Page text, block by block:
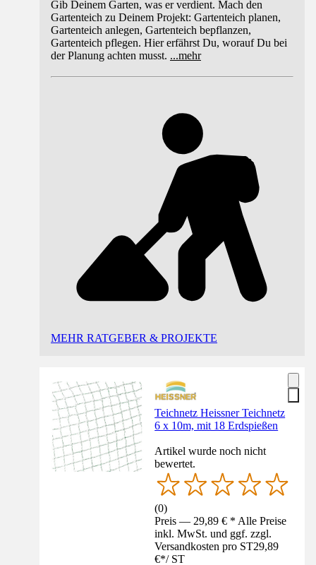
Gib Deinem Garten, was er verdient. Mach den
Gartenteich zu Deinem Projekt: Gartenteich planen,
Gartenteich anlegen, Gartenteich bepflanzen,
Gartenteich pflegen. Hier erfährst Du, worauf Du bei
der Planung achten musst. ...mehr
MEHR RATGEBER & PROJEKTE
Teichnetz Heissner Teichnetz
6 x 10m, mit 18 Erdspießen
Artikel wurde noch nicht
bewertet.
(0)
Preis — 29,89 € * Alle Preise
inkl. MwSt. und ggf. zzgl.
Versandkosten pro ST29,89
€*/ ST